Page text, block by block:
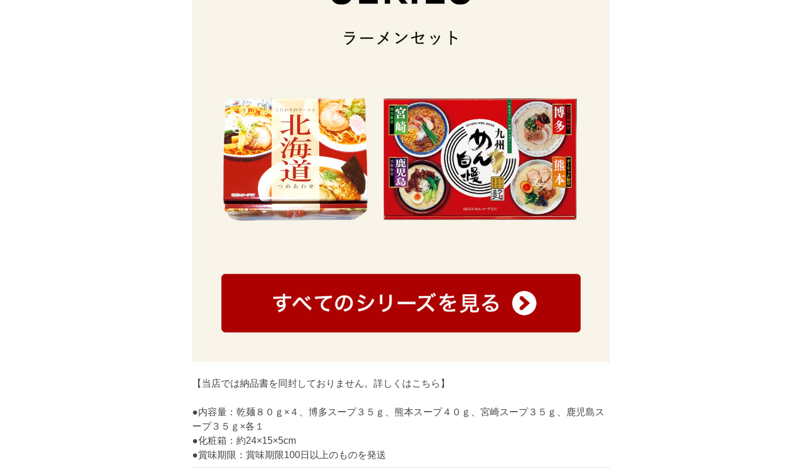
【当店では納品書を同封しておりません。詳しくはこちら 】
●内容量：乾麺８０ｇ×４、博多スープ３５ｇ、熊本スープ４０ｇ、宮崎スープ３５ｇ、鹿児島ス
ープ３５ｇ×各１
●化粧箱：約24×15×5cm
●賞味期限：賞味期限100日以上のものを発送